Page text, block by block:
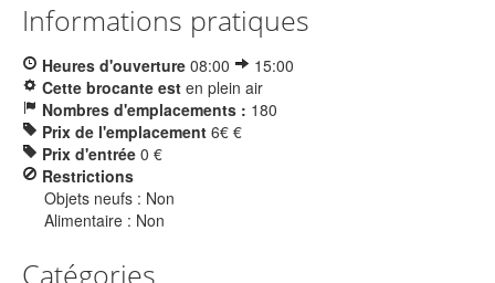
Informations pratiques
Heures d'ouverture 08:00
15:00
Cette brocante est en plein air
Nombres d'emplacements : 180
Prix de l'emplacement 6€ €
Prix d'entrée 0 €
Restrictions
Objets neufs : Non
Alimentaire : Non
Catégories